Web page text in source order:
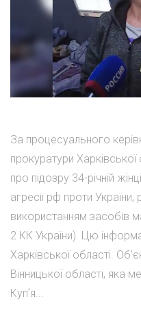
За процесуального
прокуратури
про підозру 34-річній
агресії рф проти
використанням засобів
2 КК України). Цю
Харківської області.
Вінницької області, яка
Купʼя...